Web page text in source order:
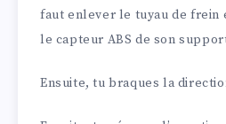
faut enlever le tuyau de frein
le capteur ABS de son
Ensuite, tu braques la